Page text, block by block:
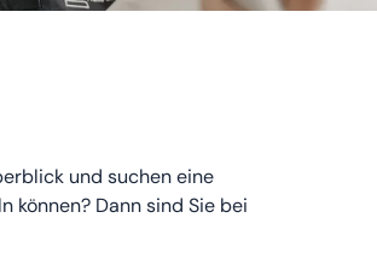
und suchen eine
können? Dann sind Sie bei